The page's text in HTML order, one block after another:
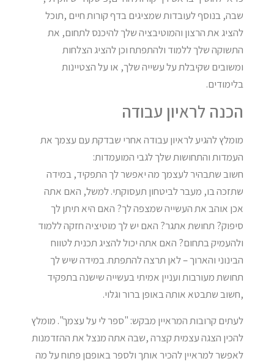
שבה, בנוסף לעובדות שמציגים בדף קורות חיים ,תוכל
להציג את הרצון והמוטיבציה שלך להיכנס לתחום, את
התשוקה שלך ללמוד ולהתפתח וכן להציג הצלחות
ומשובים שקיבלת על עשייה שלך, או על הצטיינות
בלימודים.
הכנה לראיון עבודה
מומלץ להגיע לראיון עבודה אחרי שבדקת עם עצמך את
העמדות והתחושות שלך לגבי המועמדות:
חשוב שתבהיר לעצמך מה יאפשר לך התפקיד, במידה
שתזכה בו, מעבר לביטחון תעסוקתי. למשל, האם אתה
אכן אוהב את העשייה שמצפה לך? האם היא תיתן לך
סיפוק? תחושת אתגר? האם יש לך מוטיציה חזקה ללמוד
ולהעמיק בתחום? האם אתה יכול להציג תכנית לטווח
הבינוני והארוך – לאן תרצה להתפתח. במידה שיש לך
תחושת מעורבות ועניין אמיתי בעשייה שישנה בתפקיד
,חשוב שתבטא אותה באופן ברור וגלוי.
לעתים קרובות המראיין מבקש: "ספר לי על עצמך". מומלץ
להכין הצגה עצמית קצרה ,שבה אתה מנצל את ההזדמנות
לאפשר למראיין להכיר אותך ולספר באופםן פתוח על מה